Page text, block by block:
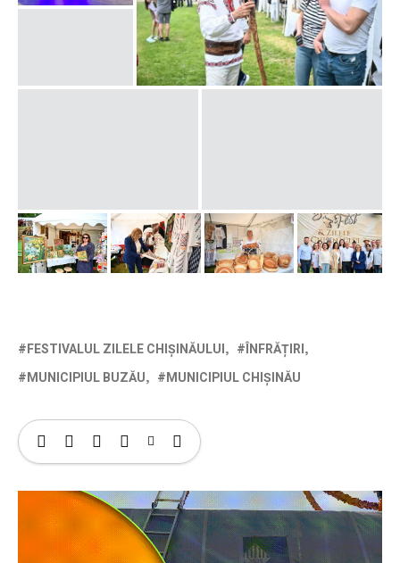
FESTIVALUL ZILELE CHIȘINĂULUI
ÎNFRĂȚIRI
MUNICIPIUL BUZĂU
MUNICIPIUL CHIȘINĂU